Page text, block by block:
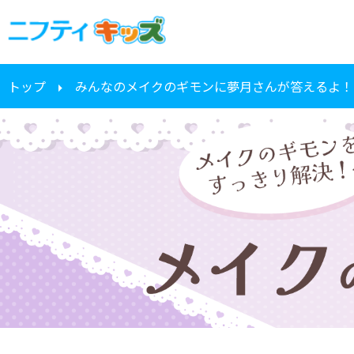
トップ みんなのメイクのギモンに夢月さんが答えるよ！